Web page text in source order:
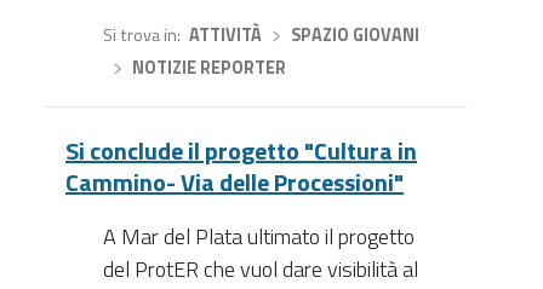
Si trova in ATTIVITÀ›
SPAZIO GIOVANI
NOTIZIE REPORTER
Si conclude il progetto "Cultura in
Cammino- Via delle Processioni"
A Mar del Plata ultimato il progetto
del ProtER che vuol dare visibilità al